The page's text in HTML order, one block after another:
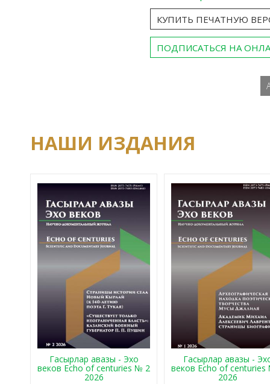
КУПИТЬ ПЕЧАТНУЮ
ПОДПИСАТЬСЯ НА
НАШИ ИЗДАНИЯ
Гасырлар авазы - Эхо
веков Echo of centuries № 2
2026
Гасырлар авазы -
веков Echo of
2026